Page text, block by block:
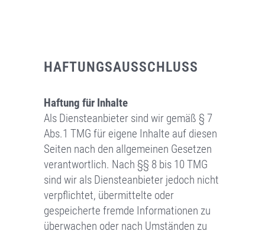
HAFTUNGSAUSSCHLUSS
Haftung für Inhalte
Als Diensteanbieter sind wir gemäß § 7
Abs.1 TMG für eigene Inhalte auf diesen
Seiten nach den allgemeinen Gesetzen
verantwortlich. Nach §§ 8 bis 10 TMG
sind wir als Diensteanbieter jedoch nicht
verpflichtet, übermittelte oder
gespeicherte fremde Informationen zu
überwachen oder nach Umständen zu